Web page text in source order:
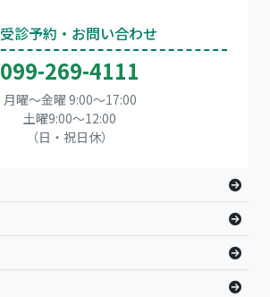
受診予約・お問い合わせ
099-269-4111
月曜～金曜 9:00～17:00
土曜9:00〜12:00
（日・祝日休）